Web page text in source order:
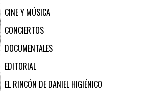
CINE Y MÚSICA
CONCIERTOS
DOCUMENTALES
EDITORIAL
EL RINCÓN DE DANIEL HIGIÉNICO